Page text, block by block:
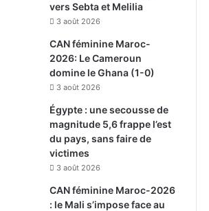
vers Sebta et Melilia
3 août 2026
CAN féminine Maroc-
2026: Le Cameroun
domine le Ghana (1-0)
3 août 2026
Égypte : une secousse de
magnitude 5,6 frappe l’est
du pays, sans faire de
victimes
3 août 2026
CAN féminine Maroc-2026
: le Mali s’impose face au